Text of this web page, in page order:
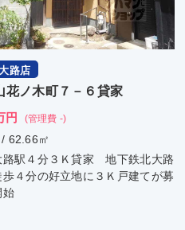
路店
花ノ木町７－６貸家
円 (管理費 -)
62.66㎡
路駅４分３Ｋ貸家 地下鉄北大路
歩４分の好立地に３Ｋ戸建てが募
始